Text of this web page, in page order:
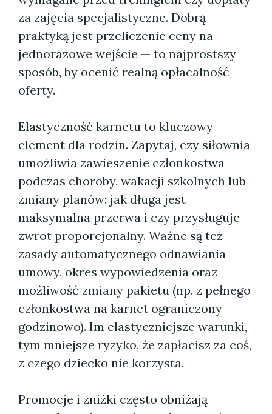
za zajęcia specjalistyczne. Dobrą
praktyką jest przeliczenie ceny na
jednorazowe wejście — to najprostszy
sposób, by ocenić realną opłacalność
oferty.
Elastyczność karnetu to kluczowy
element dla rodzin. Zapytaj, czy siłownia
umożliwia zawieszenie członkostwa
podczas choroby, wakacji szkolnych lub
zmiany planów; jak długa jest
maksymalna przerwa i czy przysługuje
zwrot proporcjonalny. Ważne są też
zasady automatycznego odnawiania
umowy, okres wypowiedzenia oraz
możliwość zmiany pakietu (np. z pełnego
członkostwa na karnet ograniczony
godzinowo). Im elastyczniejsze warunki,
tym mniejsze ryzyko, że zapłacisz za coś,
z czego dziecko nie korzysta.
Promocje i zniżki często obniżają